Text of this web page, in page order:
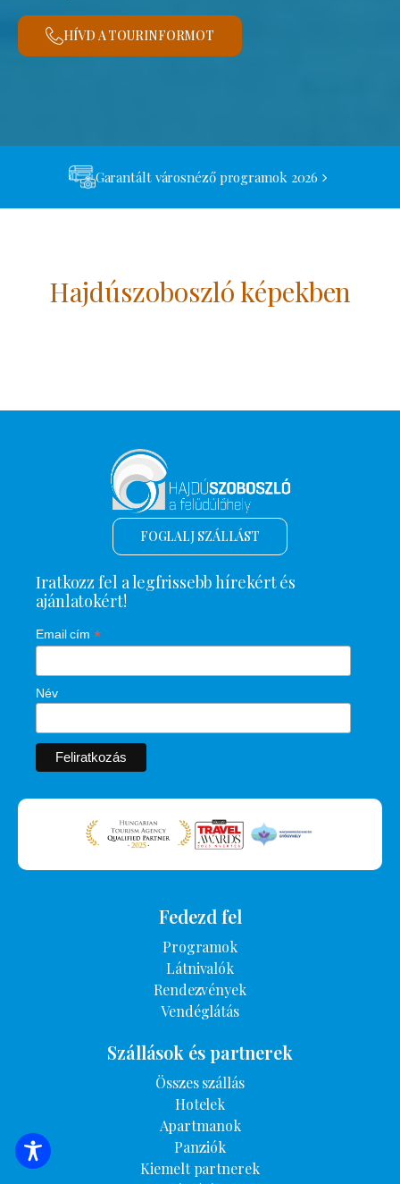
HÍVD A TOURINFORMOT
Garantált városnéző programok 2026
Hajdúszoboszló képekben
SZÁLLÁSOK KERESÉSE
FOGLALJ SZÁLLÁST
Iratkozz fel a legfrissebb hírekért és
ajánlatokért!
Email cím *
Név
Fedezd fel
Programok
Látnivalók
Rendezvények
Vendéglátás
Szállások és partnerek
Összes szállás
Hotelek
Apartmanok
Panziók
Kiemelt partnerek